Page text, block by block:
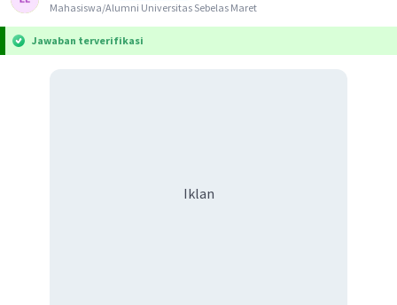
Mahasiswa/Alumni Universitas Sebelas Maret
Jawaban terverifikasi
Iklan